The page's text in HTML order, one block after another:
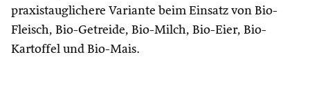
praxistauglichere Variante beim Einsatz von Bio-
Fleisch, Bio-Getreide, Bio-Milch, Bio-Eier, Bio-
Kartoffel und Bio-Mais.